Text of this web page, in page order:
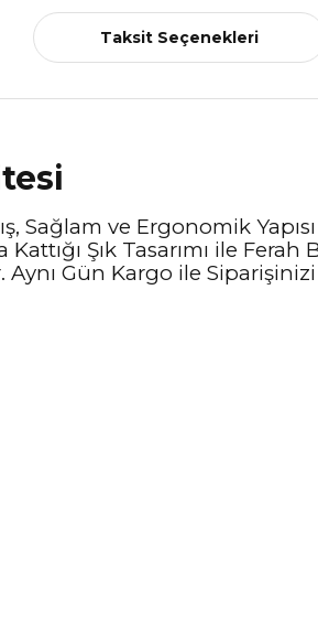
Taksit Seçenekleri
Sağlam ve Ergonomik
Şık Tasarımı ile
Gün Kargo ile